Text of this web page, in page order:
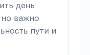
день
но важно
пути и